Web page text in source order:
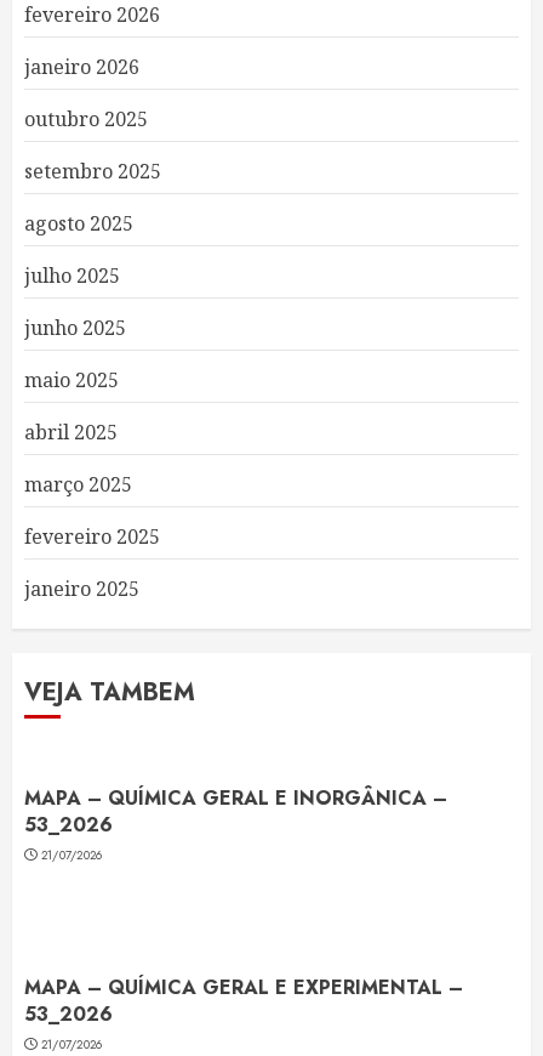
fevereiro 2026
janeiro 2026
outubro 2025
setembro 2025
agosto 2025
julho 2025
junho 2025
maio 2025
abril 2025
março 2025
fevereiro 2025
janeiro 2025
VEJA TAMBEM
MAPA – QUÍMICA GERAL E INORGÂNICA –
53_2026
21/07/2026
MAPA – QUÍMICA GERAL E EXPERIMENTAL –
53_2026
21/07/2026